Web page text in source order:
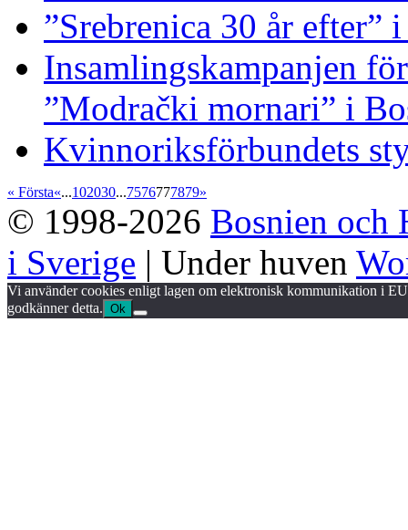
”Srebrenica 30 år efter”
Insamlingskampanjen
”Modrački mornari” i
Kvinnoriksförbundets
« Första«...102030...7576777879»
© 1998-2026 Bosnien och
i Sverige | Under huven
Vi använder cookies enligt lagen om elektronisk kommunikation i
godkänner detta. Ok